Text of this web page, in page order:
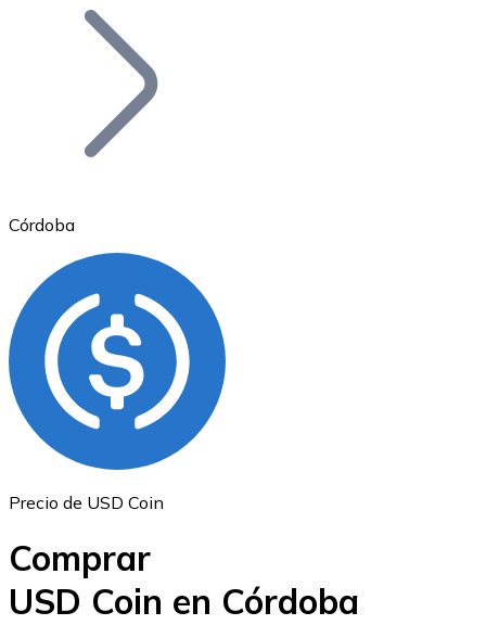
Bitcoin
Ethereum
ETH
Córdoba
Precio de USD Coin
Comprar
USD Coin en Córdoba